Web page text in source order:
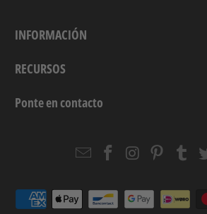
INFORMACIÓN
RECURSOS
Ponte en contacto
EmailStrapcode
Facebook